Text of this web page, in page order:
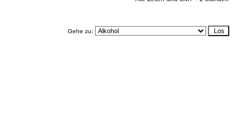
Gehe zu: